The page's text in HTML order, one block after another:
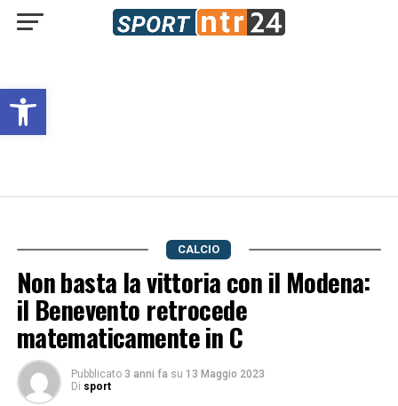
Open toolbar
CALCIO
Non basta la vittoria con il Modena:
il Benevento retrocede
matematicamente in C
Pubblicato 3 anni fa su 13 Maggio 2023
Di sport